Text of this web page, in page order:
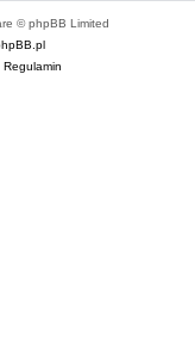
© phpBB Limited
Regulamin